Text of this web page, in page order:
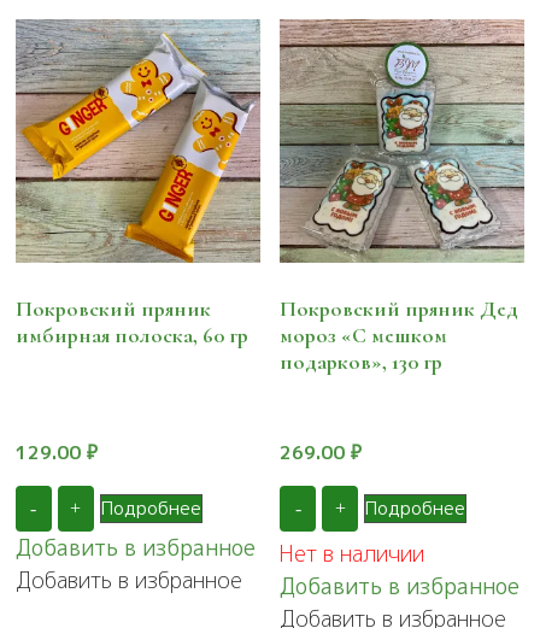
Покровский пряник
имбирная полоска, 60 гр
129.00 ₽
- + Подробнее
Добавить в избранное
Добавить в избранное
Покровский пряник Дед
мороз «С мешком
подарков», 130 гр
269.00₽
- + Подробнее
Нет в наличии
Добавить в избранное
Добавить в избранное